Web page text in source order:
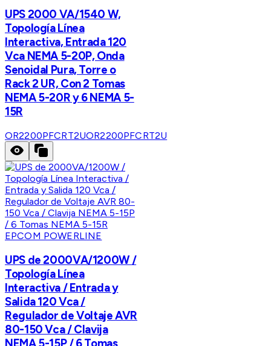
UPS 2000 VA/1540 W,
Topología Línea
Interactiva, Entrada 120
Vca NEMA 5-20P, Onda
Senoidal Pura, Torre o
Rack 2 UR, Con 2 Tomas
NEMA 5-20R y 6 NEMA 5-
15R
OR2200PFCRT2UOR2200PFCRT2U
EPCOM POWERLINE
UPS de 2000VA/1200W /
Topología Línea
Interactiva / Entrada y
Salida 120 Vca /
Regulador de Voltaje AVR
80-150 Vca / Clavija
NEMA 5-15P / 6 Tomas